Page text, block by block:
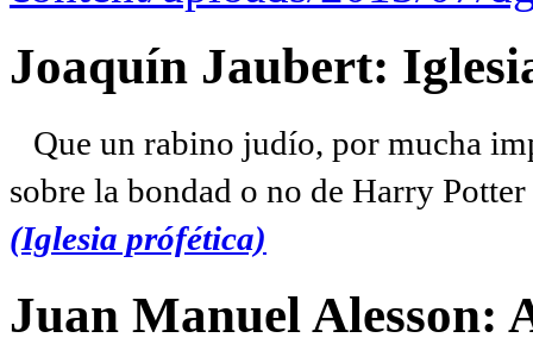
Joaquín Jaubert:
Que un rabino judío, por mucha
sobre la bondad o no de Harry
(Iglesia prófética)
Juan Manuel Alesson: